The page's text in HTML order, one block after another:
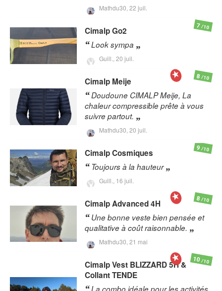
Mathdu30, 22 juil.
CimalpGo2
Look sympa
Guill., 20 juil.
7/10
Cimalp Meije
Doudoune CIMALP Meije, La
chaleur compressible prête à vous
suivre partout.
Mathdu30, 20 juil.
8/10
CimalpCosmiques
Toujours à la hauteur
Guill., 16 juil.
9/10
CimalpAdvanced 4H
Une bonne veste bien pensée et
qualitative à coût raisonnable.
Mathdu30, 21 mai
8/10
CimalpVest BLIZZARD 5H &
Collant TENDE
10/10